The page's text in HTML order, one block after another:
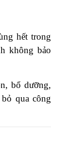
hết trong
không bảo
bổ dưỡng,
qua công